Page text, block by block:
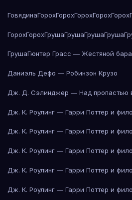
ГовядинаГорохГорохГорохГорохГорох
ГорохГорохГрушаГрушаГрушаГруша
ГрушаГюнтер Грасс — Жестяной
Даниэль Дефо — Робинзон Крузо
Дж. Д. Сэлинджер — Над пропастью
Дж. К. Роулинг — Гарри Поттер и
Дж. К. Роулинг — Гарри Поттер и
Дж. К. Роулинг — Гарри Поттер и
Дж. К. Роулинг — Гарри Поттер и
Дж. К. Роулинг — Гарри Поттер и